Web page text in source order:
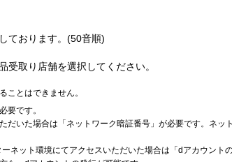
ております。(50音順)
受取り店舗を選択してください。
ことはできません。
要です。
だいた場合は「ネットワーク暗証番号」が必要です。ネッ
ネット環境にてアクセスいただいた場合は「dアカウント